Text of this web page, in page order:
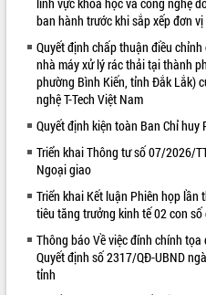
Khám bệnh, cấp phát thuốc miễn phí
và tặng quà người dân xã Cư Pui
Hội nghị UBND tỉnh Đắk Lắk thường kỳ
tháng 7/2026
Lễ truy tặng danh hiệu “Bà Mẹ Việt
Nam Anh hùng” và trao Huân chương
Lao động
UBND tỉnh Đắk Lắk triển khai nhiệm
vụ 6 tháng cuối năm 2026
Kỳ họp thứ Hai, Hội đồng nhân dân
ban hành trước khi sắp xếp đơn
Quyết định chấp thuận điều
nhà máy xử lý rác thải tại thành
phường Bình Kiến, tỉnh Đắk Lắk)
nghệ T-Tech Việt Nam
Quyết định kiện toàn Ban Chỉ
Triển khai Thông tư số 07/2026/
Ngoại giao
Triển khai Kết luận Phiên họp lần
tiêu tăng trưởng kinh tế 02 con
Thông báo Về việc đính chính
Quyết định số 2317/QĐ-UBND
tỉnh